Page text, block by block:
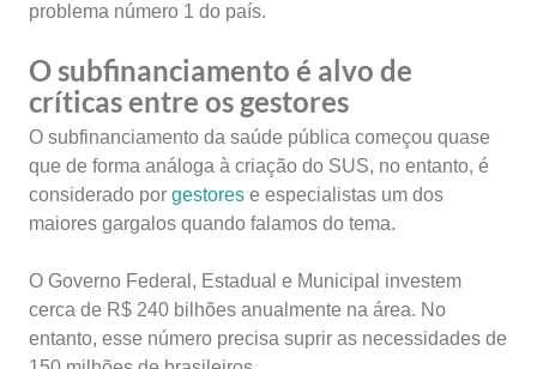
problema número 1 do país.
O subfinanciamento é alvo de
críticas entre os gestores
O subfinanciamento da saúde pública começou quase
que de forma análoga à criação do SUS, no entanto, é
considerado por gestores e especialistas um dos
maiores gargalos quando falamos do tema.
O Governo Federal, Estadual e Municipal investem
cerca de R$ 240 bilhões anualmente na área. No
entanto, esse número precisa suprir as necessidades de